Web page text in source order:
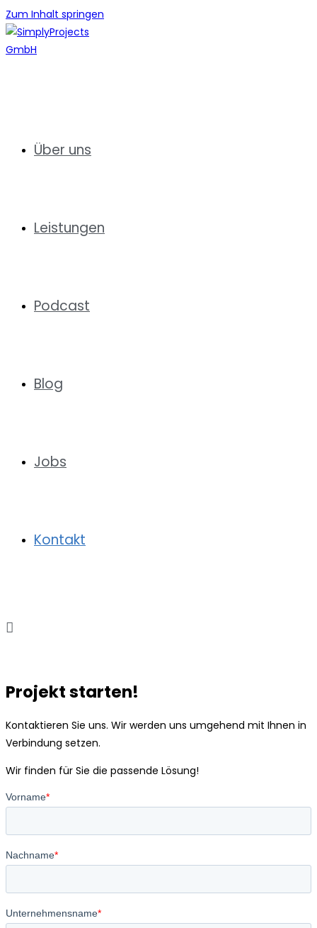
Zum Inhalt springen
Über uns
Leistungen
Podcast
Blog
Jobs
Kontakt
Projekt starten!
Kontaktieren Sie uns. Wir werden uns umgehend mit Ihnen in
Verbindung setzen.
Wir finden für Sie die passende Lösung!